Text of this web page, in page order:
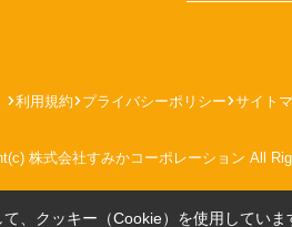
利用規約 プライバシーポリシー サイト
株式会社すみかコーポレーション All
、クッキー（Cookie）を使用していま